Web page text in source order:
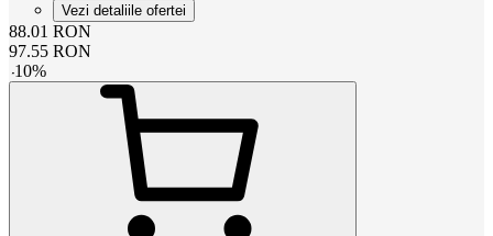
Vezi detaliile ofertei
88.01 RON
97.55 RON
-10%